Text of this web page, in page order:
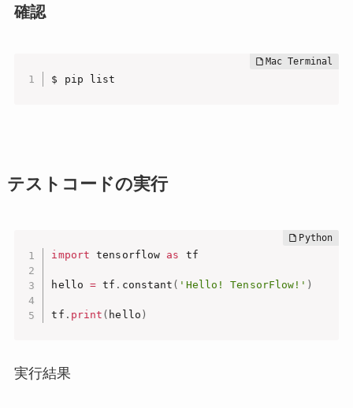
確認
$ pip list
テストコードの実行
import tensorflow as tf
hello = tf . constant ( 'Hello! TensorFlow!' )
tf . print ( hello )
実行結果